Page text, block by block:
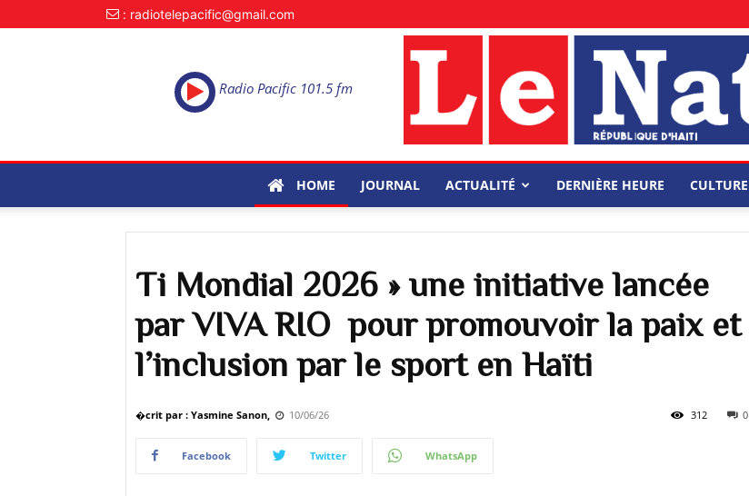
: radiotelepacific@gmail.com
Radio Pacific 101.5 fm
HOME JOURNAL ACTUALITÉ DERNIÈRE HEURE CULTURE
Ti Mondial 2026 » une initiative lancée
par VIVA RIO pour promouvoir la paix et
l’inclusion par le sport en Haïti
�crit par : Yasmine Sanon, 10/06/26 0
312
Facebook Twitter WhatsApp